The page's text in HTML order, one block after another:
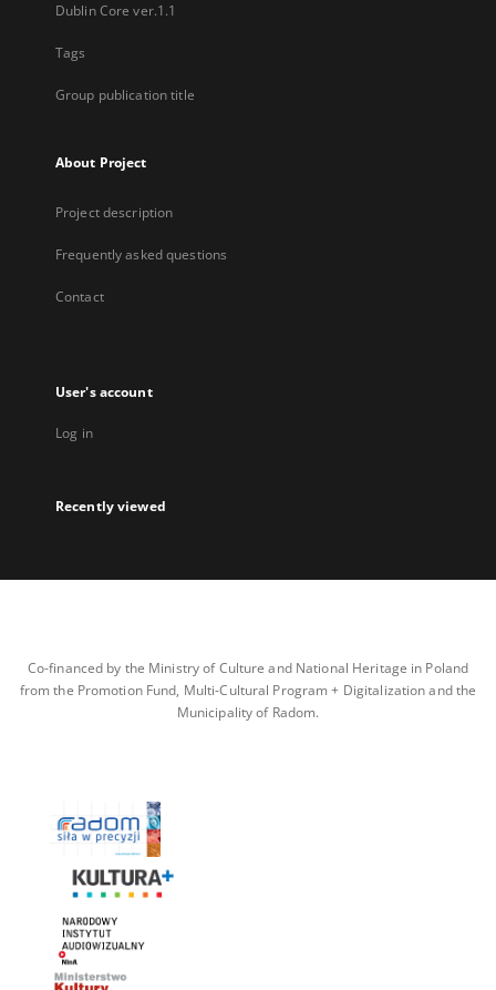
Dublin Core ver.1.1
Tags
Group publication title
About Project
Project description
Frequently asked questions
Contact
User's account
Log in
Recently viewed
Co-financed by the Ministry of Culture and National Heritage in Poland
from the Promotion Fund, Multi-Cultural Program + Digitalization and the
Municipality of Radom.